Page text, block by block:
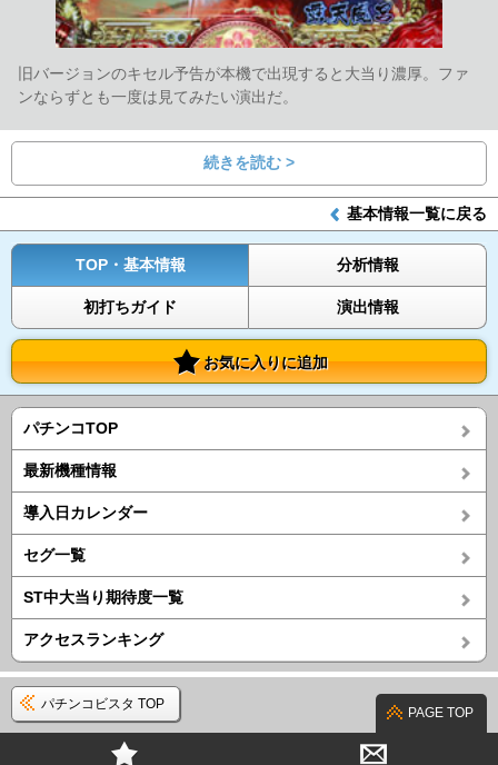
旧バージョンのキセル予告が本機で出現すると大当り濃厚。ファ
ンならずとも一度は見てみたい演出だ。
続きを読む >
基本情報一覧に戻る
TOP・基本情報 分析情報
初打ちガイド 演出情報
お気に入りに追加
パチンコTOP
最新機種情報
導入日カレンダー
セグ一覧
ST中大当り期待度一覧
アクセスランキング
パチンコビスタ TOP
PAGE TOP